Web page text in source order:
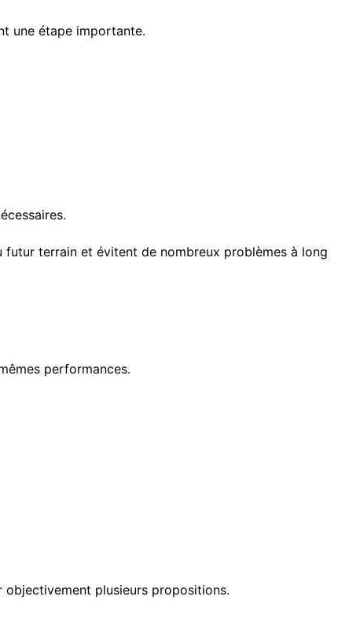
une étape importante.
terrain et évitent de nombreux problèmes à long
performances.
plusieurs propositions.